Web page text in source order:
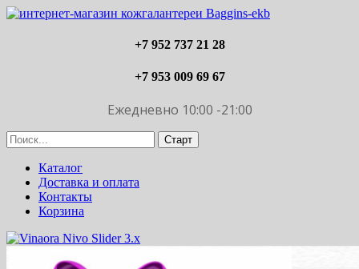
+7 952 737 21 28
+7 953 009 69 67
Ежедневно 10:00 -21:00
Каталог
Доставка и оплата
Контакты
Корзина